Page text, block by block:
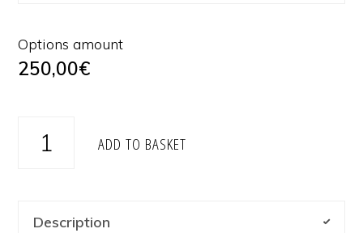
Options amount
250,00€
quantity
ADD TO BASKET
Description